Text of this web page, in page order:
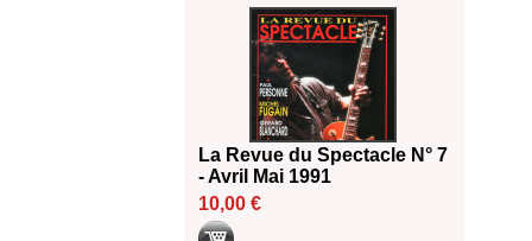
La Revue du Spectacle N° 7
- Avril Mai 1991
10,00 €